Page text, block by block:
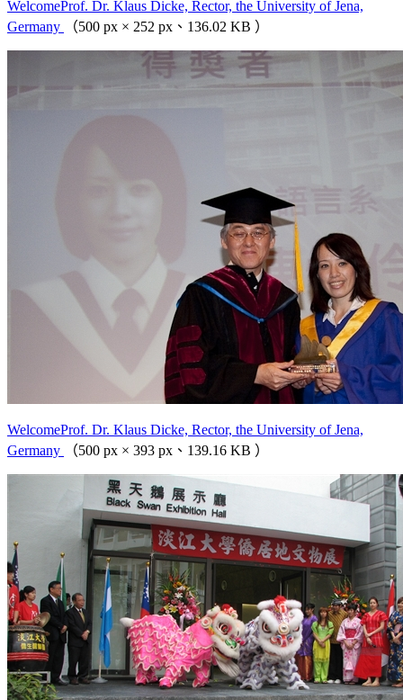
WelcomeProf. Dr. Klaus Dicke, Rector, the University of Jena,
Germany
（500 px × 252 px、136.02 KB ）
WelcomeProf. Dr. Klaus Dicke, Rector, the University of Jena,
Germany
（500 px × 393 px、139.16 KB ）